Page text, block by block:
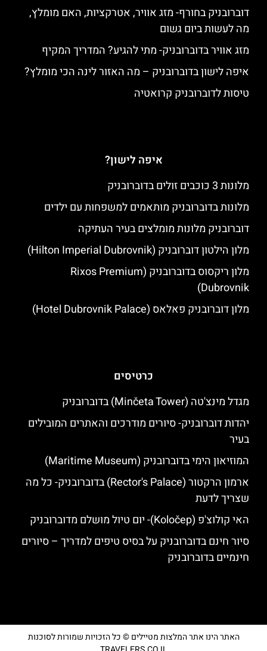
דוברובניק בחורף- מזג אוויר, אטרקציות, האם מומלץ,
מה לעשות ביום גשום
מזג אוויר בדוברובניק- מתי להגיע? המדריך המקיף
איפה לישון בדוברובניק – מה האזור לינה הכי מומלץ?
טיסות לדוברובניק קרואטיה
איפה לישון?
מלונות 3 כוכבים זולים בדוברובניק
מלונות בדוברובניק מותאמים למשפחות עם ילדים
דוברובניק מלונות מומלצים בעיר העתיקה
מלון הילטון דוברובניק (Hilton Imperial Dubrovnik)
מלון ריקסוס בדוברובניק (Rixos Premium
Dubrovnik)
מלון דוברובניק פאלאס (Hotel Dubrovnik Palace)
כרטיסים
מגדל מינצ'טה (Minčeta Tower) בדוברובניק
יהדות דוברובניק- סיורים מודרכים והאתרים המובילים
בעיר
המוזיאון הימי בדוברובניק (Maritime Museum)
ארמון הרקטור (Rector's Palace) בדוברובניק- כל מה
שצריך לדעת
האי קולוצ'פ (Koločep)- יום טיול מושלם מדוברובניק
סיור חינם בדוברובניק על בסיס טיפים למדריך – סיורים
חינמיים בדוברובניק
האתר הינו אתר המלצות מטיילים © כל הזכויות שמורות לסוכנות